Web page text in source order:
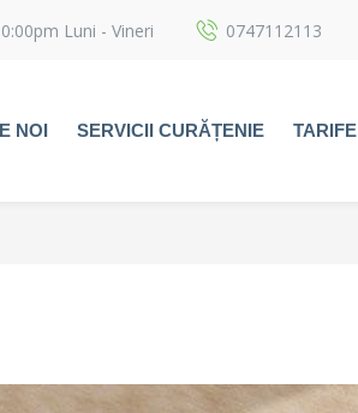
Luni - Vineri 0747112113
NOI SERVICII CURĂȚENIE TARIFE